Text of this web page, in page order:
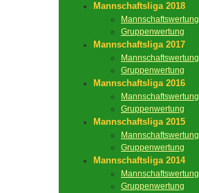
Mannschaftsliga 2018
Mannschaftswertung
Gruppenwertung
Mannschaftsliga 2017
Mannschaftswertung
Gruppenwertung
Mannschaftsliga 2016
Mannschaftswertung
Gruppenwertung
Mannschaftsliga 2015
Mannschaftswertung
Gruppenwertung
Mannschaftsliga 2014
Mannschaftswertung
Gruppenwertung